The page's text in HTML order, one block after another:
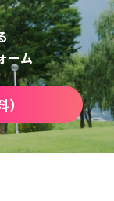
ーム